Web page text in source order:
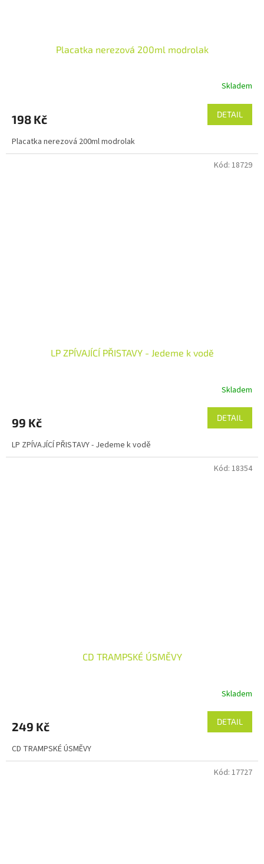
Placatka nerezová 200ml modrolak
Skladem
198 Kč DETAIL
Placatka nerezová 200ml modrolak
LP ZPÍVAJÍCÍ PŘISTAVY - Jedeme k vodě
Skladem
99 Kč DETAIL
LP ZPÍVAJÍCÍ PŘISTAVY - Jedeme k vodě
Kód: 18729
CD TRAMPSKÉ ÚSMĚVY
Skladem
249 Kč DETAIL
CD TRAMPSKÉ ÚSMĚVY
Kód: 18354
Kód: 17727